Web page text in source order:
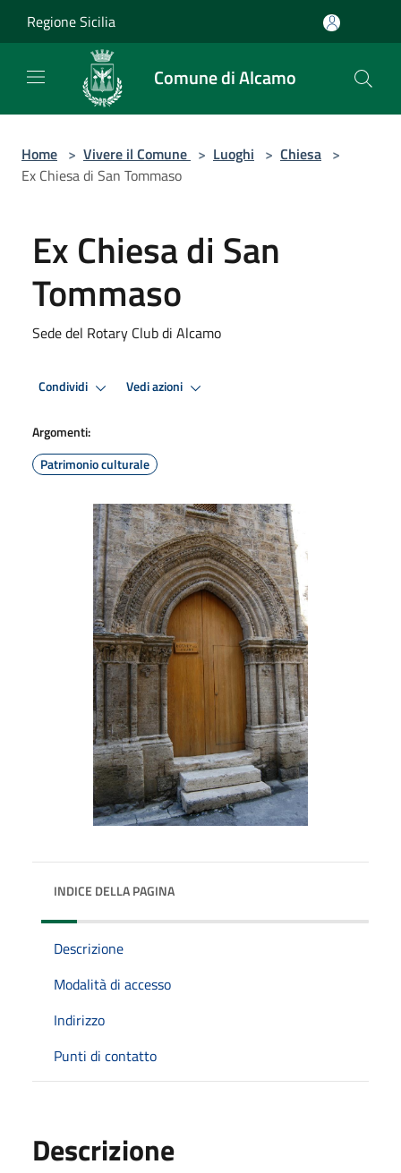
Regione Sicilia
Comune di Alcamo
Home > Vivere il Comune > Luoghi > Chiesa >
Ex Chiesa di San Tommaso
Ex Chiesa di San
Tommaso
Sede del Rotary Club di Alcamo
Condividi Vedi azioni
Argomenti:
Patrimonio culturale
INDICE DELLA PAGINA
Descrizione
Modalità di accesso
Indirizzo
Punti di contatto
Descrizione